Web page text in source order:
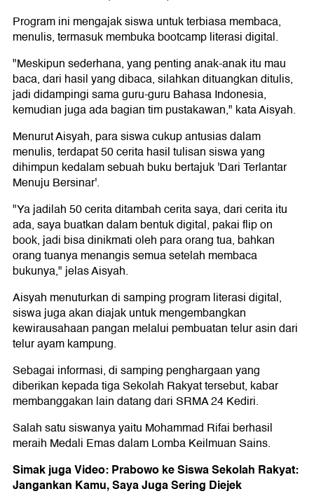
Program ini mengajak siswa untuk terbiasa membaca,
menulis, termasuk membuka bootcamp literasi digital.
"Meskipun sederhana, yang penting anak-anak itu mau
baca, dari hasil yang dibaca, silahkan dituangkan ditulis,
jadi didampingi sama guru-guru Bahasa Indonesia,
kemudian juga ada bagian tim pustakawan," kata Aisyah.
Menurut Aisyah, para siswa cukup antusias dalam
menulis, terdapat 50 cerita hasil tulisan siswa yang
dihimpun kedalam sebuah buku bertajuk 'Dari Terlantar
Menuju Bersinar'.
"Ya jadilah 50 cerita ditambah cerita saya, dari cerita itu
ada, saya buatkan dalam bentuk digital, pakai flip on
book, jadi bisa dinikmati oleh para orang tua, bahkan
orang tuanya menangis semua setelah membaca
bukunya," jelas Aisyah.
Aisyah menuturkan di samping program literasi digital,
siswa juga akan diajak untuk mengembangkan
kewirausahaan pangan melalui pembuatan telur asin dari
telur ayam kampung.
Sebagai informasi, di samping penghargaan yang
diberikan kepada tiga Sekolah Rakyat tersebut, kabar
membanggakan lain datang dari SRMA 24 Kediri.
Salah satu siswanya yaitu Mohammad Rifai berhasil
meraih Medali Emas dalam Lomba Keilmuan Sains.
Simak juga Video: Prabowo ke Siswa Sekolah Rakyat:
Jangankan Kamu, Saya Juga Sering Diejek